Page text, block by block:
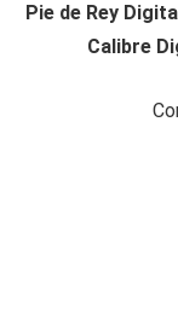
Pie de Rey
Calibre